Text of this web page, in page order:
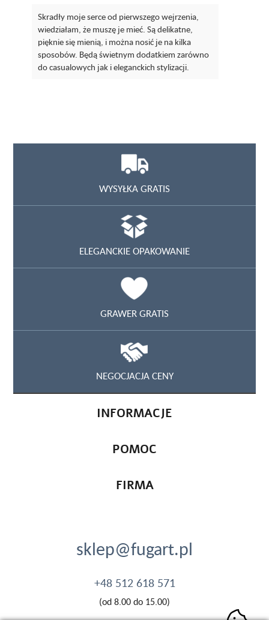
Skradły moje serce od pierwszego wejrzenia,
wiedziałam, że muszę je mieć. Są delikatne,
pięknie się mienią, i można nosić je na kilka
sposobów. Będą świetnym dodatkiem zarówno
do casualowych jak i eleganckich stylizacji.
WYSYŁKA GRATIS
ELEGANCKIE OPAKOWANIE
GRAWER GRATIS
NEGOCJACJA CENY
INFORMACJE
POMOC
FIRMA
sklep@fugart.pl
+48 512 618 571
(od 8.00 do 15.00)